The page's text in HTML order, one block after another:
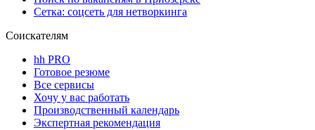
Сетка: соцсеть для нетворкинга
Соискателям
hh PRO
Готовое резюме
Все сервисы
Хочу у вас работать
Производственный календарь
Экспертная рекомендация